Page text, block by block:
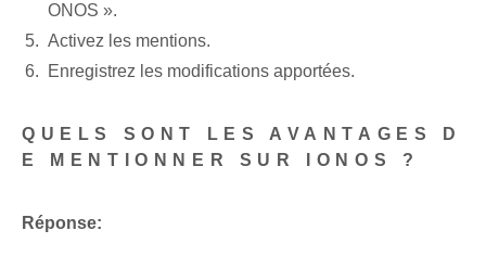
ONOS ».
Activez les mentions.
Enregistrez les modifications apportées.
QUELS SONT LES AVANTAGES D
E MENTIONNER SUR IONOS ?
Réponse: